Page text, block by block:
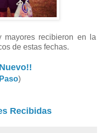
mayores recibieron en la
de estas fechas.
)
Recibidas